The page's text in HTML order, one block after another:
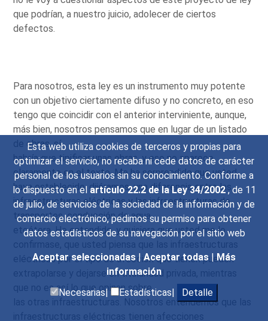
Esta web utiliza cookies de terceros y propias para
optimizar el servicio, no recaba ni cede datos de carácter
personal de los usuarios sin su conocimiento. Conforme a
lo dispuesto en el artículo 22.2 de la Ley 34/2002, de 11
de julio, de servicios de la sociedad de la información y de
comercio electrónico, pedimos su permiso para obtener
datos estadísticos de su navegación por el sitio web
Aceptar seleccionadas|Aceptar todas |Más
información
Necesarias|
Estadísticas| Detalle
que podrían, a nuestro juicio, adolecer de ciertos
defectos.
Para nosotros, esta ley es un instrumento muy potente
con un objetivo ciertamente difuso y no concreto, en eso
tengo que coincidir con el anterior interviniente, aunque,
más bien, nosotros pensamos que en lugar de un listado
de obras, sí
habría que tipificar unas obras, y eso no aparece
claramente en el texto. Me ha sorprendido que usted
haya establecido, dijéramos, una diferencia entre las
infraestructuras eléctricas y las infraestructuras de
transportes, conducción de agua,
etcétera. He entendido, y quisiera que usted me lo
confirmase, que usted piensa que las infraestructuras
eléctricas por el tipo de afección que tienen pueden
extrapolarse y dejarse en titularidad privada, mientras
que no es así lo que opinan sobre
las otras infraestructuras. Nosotros entendemos que las
infraestructuras eléctricas tienen afecciones